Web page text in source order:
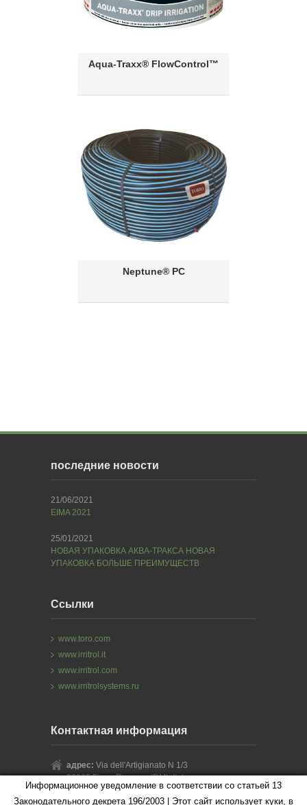
Aqua-Traxx® FlowControl™
Neptune® PC
последние новости
21/06/2021
EIMA 2021
25/01/2021
НОВАЯ УПАКОВКА АКВА-ТРАКСА НОВАЯ
УПАКОВКА БОЛЬШЕ ПРЕИМУЩЕСТВ
Ссылки
www.toro.com
www.irritrol.it
www.irritrol.com
www.irritrolsystems.ru
Контактная информация
адрес: Via dell'Artigianato N 1/3
00065 Fiano Romano (RM), Italy
тел:+39 0765 40191
Информационное уведомление в соответствии со статьей 13
Законодательного декрета 196/2003 | Этот сайт использует куки, в